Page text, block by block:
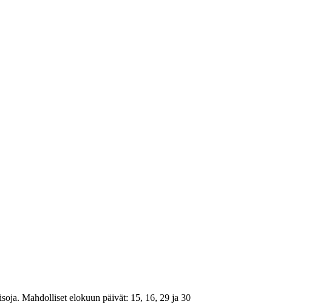
Mahdolliset elokuun päivät: 15, 16, 29 ja 30